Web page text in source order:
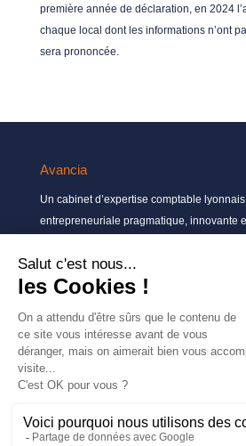
première année de déclaration, en 2024
chaque local dont les informations n’ont
sera prononcée.
Avancia
Un cabinet d’expertise comptable
entrepreneuriale pragmatique, innovante
Contactez-nous
30, rue Pré Gaudry, 69007 Lyon
contact@avancia.fr